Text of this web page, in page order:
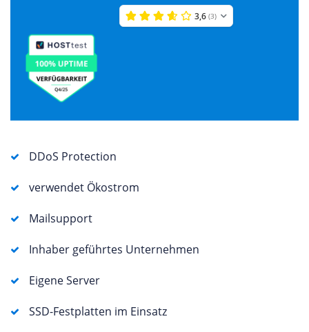
3,6 (3)
DDoS Protection
verwendet Ökostrom
Mailsupport
Inhaber geführtes Unternehmen
Eigene Server
SSD-Festplatten im Einsatz